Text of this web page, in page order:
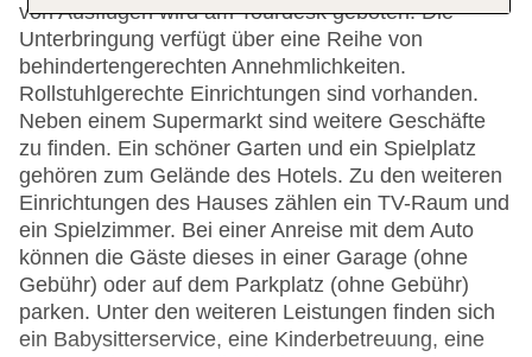
von Ausflügen wird am Tourdesk geboten. Die
Unterbringung verfügt über eine Reihe von
behindertengerechten Annehmlichkeiten.
Rollstuhlgerechte Einrichtungen sind vorhanden.
Neben einem Supermarkt sind weitere Geschäfte
zu finden. Ein schöner Garten und ein Spielplatz
gehören zum Gelände des Hotels. Zu den weiteren
Einrichtungen des Hauses zählen ein TV-Raum und
ein Spielzimmer. Bei einer Anreise mit dem Auto
können die Gäste dieses in einer Garage (ohne
Gebühr) oder auf dem Parkplatz (ohne Gebühr)
parken. Unter den weiteren Leistungen finden sich
ein Babysitterservice, eine Kinderbetreuung, eine